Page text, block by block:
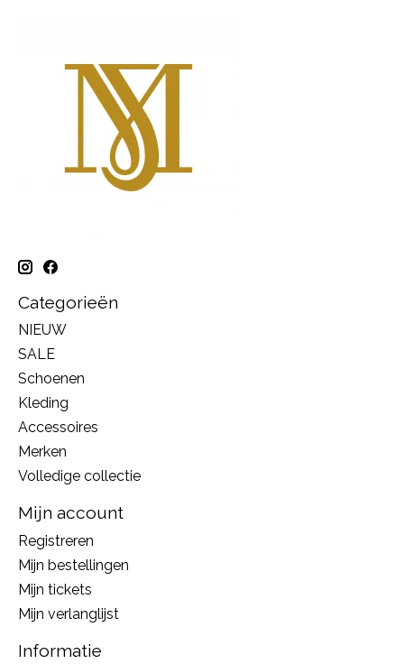
Categorieën
NIEUW
SALE
Schoenen
Kleding
Accessoires
Merken
Volledige collectie
Mijn account
Registreren
Mijn bestellingen
Mijn tickets
Mijn verlanglijst
Informatie